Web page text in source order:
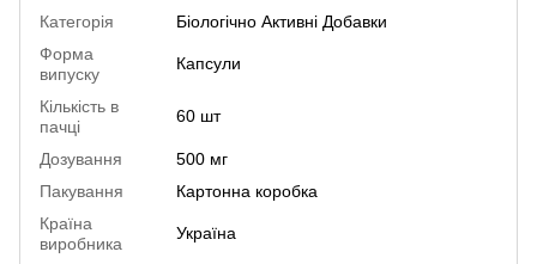
Категорія
Біологічно Активні Добавки
Форма
випуску
Капсули
Кількість в
пачці
60 шт
Дозування
500 мг
Пакування
Картонна коробка
Країна
виробника
Україна